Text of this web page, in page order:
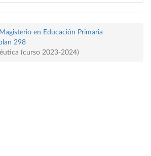
en Educación Primaria
298
(curso 2023-2024)